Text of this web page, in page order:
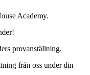
Academy.
provanställning.
från oss under din